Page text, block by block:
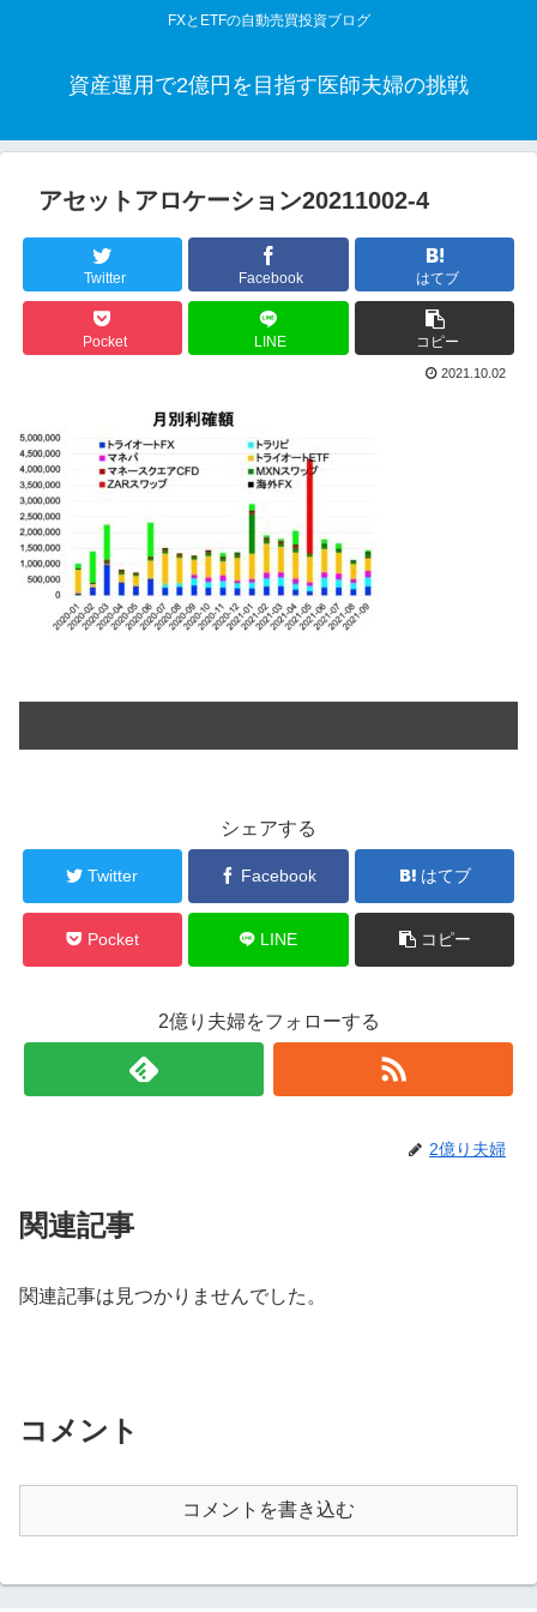
FXとETFの自動売買投資ブログ
資産運用で2億円を目指す医師夫婦の挑戦
アセットアロケーション20211002-4
Twitter Facebook はてブ
Pocket LINE コピー
2021.10.02
シェアする
Twitter Facebook はてブ
Pocket LINE コピー
2億り夫婦をフォローする
2億り夫婦
関連記事
関連記事は見つかりませんでした。
コメント
コメントを書き込む